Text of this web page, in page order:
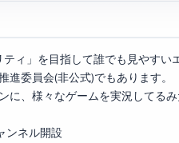
ティ」を目指して誰でも見やすい
進委員会(非公式)でもあります。
に、様々なゲームを実況してるみ
ネル開設